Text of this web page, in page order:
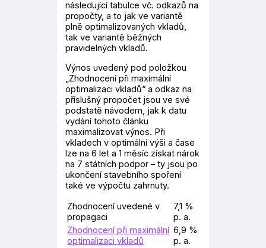
následující tabulce vč. odkazů na
propočty, a to jak ve variantě
plně optimalizovaných vkladů,
tak ve variantě běžných
pravidelných vkladů.
Výnos uvedený pod položkou
„Zhodnocení při maximální
optimalizaci vkladů“ a odkaz na
příslušný propočet jsou ve své
podstatě návodem, jak k datu
vydání tohoto článku
maximalizovat výnos. Při
vkladech v optimální výši a čase
lze na 6 let a 1 měsíc získat nárok
na 7 státních podpor – ty jsou po
ukončení stavebního spoření
také ve výpočtu zahrnuty.
Zhodnocení uvedené v
propagaci
7,1 %
p. a.
Zhodnocení při maximální
optimalizaci vkladů
6,9 %
p. a.